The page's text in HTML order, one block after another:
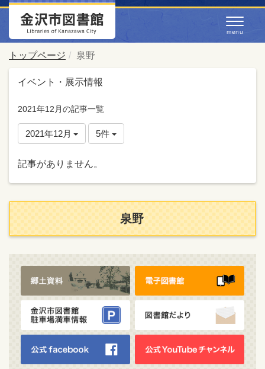
トップページ 泉野
イベント・展示情報
2021年12月の記事一覧
2021年12月 5件
記事がありません。
泉野